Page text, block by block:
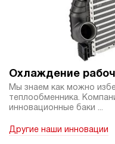
Охлаждение
Мы знаем как можно
теплообменника.
инновационные баки ...
Другие наши инновации